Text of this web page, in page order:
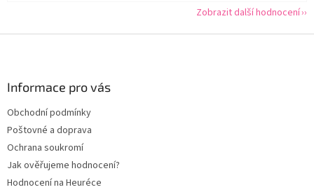
Zobrazit další hodnocení
Informace pro vás
Obchodní podmínky
Poštovné a doprava
Ochrana soukromí
Jak ověřujeme hodnocení?
Hodnocení na Heuréce